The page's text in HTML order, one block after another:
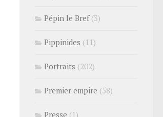
Pépin le Bref(3)
Pippinides (11)
Portraits (202)
Premier empire (58)
Presse (1)